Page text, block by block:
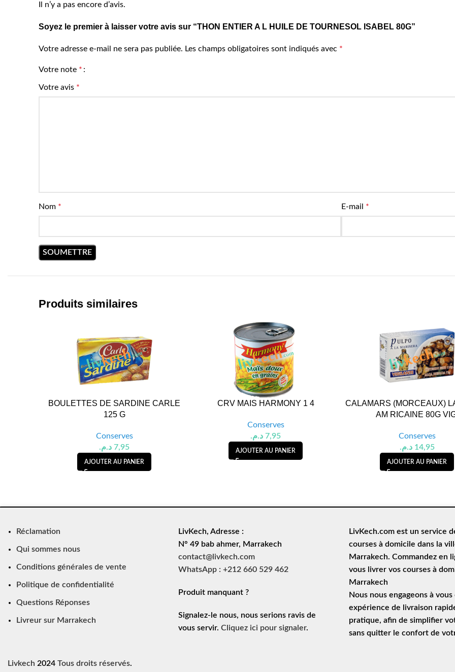
Il n’y a pas encore d’avis.
Soyez le premier à laisser votre avis sur “THON ENTIER A L HUILE DE TOURNESOL ISABEL 80G”
Votre adresse e-mail ne sera pas publiée. Les champs obligatoires sont indiqués avec *
Votre note *
Votre avis *
Nom * E-mail *
Produits similaires
BOULETTES DE SARDINE CARLE
125 G
Conserves
7,95 د.م.
AJOUTER AU PANIER
CRV MAIS HARMONY 1 4
Conserves
7,95 د.م.
AJOUTER AU PANIER
CALAMARS (MORCEAUX)
AM RICAINE 80G
Conserves
14,95 د.م.
AJOUTER AU PANIER
Réclamation
Qui sommes nous
Conditions générales de vente
Politique de confidentialité
Questions Réponses
Livreur sur Marrakech
LivKech, Adresse :
N° 49 bab ahmer, Marrakech
contact@livkech.com
WhatsApp : +212 660 529 462
Produit manquant ?
Signalez-le nous, nous serions ravis de
vous servir. Cliquez ici pour signaler.
LivKech.com est un service
courses à domicile dans la
Marrakech. Commandez en
vous livrer vos courses à
Marrakech
Nous nous engageons à
expérience de
livraison
pratique, afin de simplifier
sans quitter le confort de
Livkech 2024Tous droits réservés.